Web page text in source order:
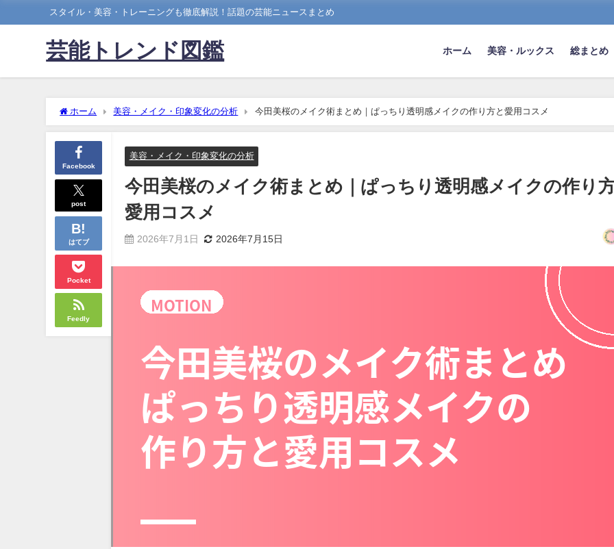
スタイル・美容・トレーニングも徹底解説！話題の芸能ニュースまとめ
芸能トレンド図鑑 ホーム 美容・ルックス 総まとめ
ホーム 美容・メイク・印象変化の分析 今田美桜のメイク術まとめ｜ぱっちり透明感メイクの作り方と愛用コスメ
Facebook
post
はてブ
Pocket
Feedly
美容・メイク・印象変化の分析
今田美桜のメイク術まとめ｜ぱっちり透明感メイクの作り
愛用コスメ
2026年7月1日 2026年7月15日